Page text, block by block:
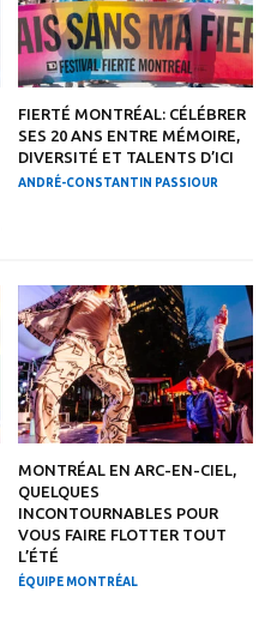
FIERTÉ MONTRÉAL: CÉLÉBRER
SES 20 ANS ENTRE MÉMOIRE,
DIVERSITÉ ET TALENTS D’ICI
ANDRÉ-CONSTANTIN PASSIOUR
MONTRÉAL EN ARC-EN-CIEL,
QUELQUES
INCONTOURNABLES POUR
VOUS FAIRE FLOTTER TOUT
L’ÉTÉ
ÉQUIPE MONTRÉAL